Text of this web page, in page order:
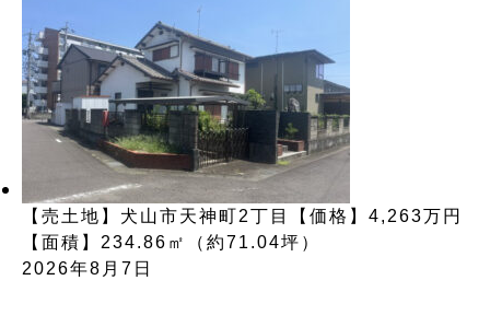
【売土地】犬山市天神町2丁目【価格】4,263万円
【面積】234.86㎡（約71.04坪）
2026年8月7日